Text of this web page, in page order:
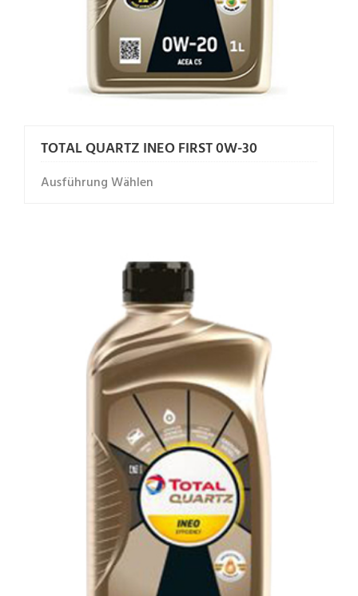
TOTAL QUARTZ INEO FIRST 0W-30
Ausführung Wählen